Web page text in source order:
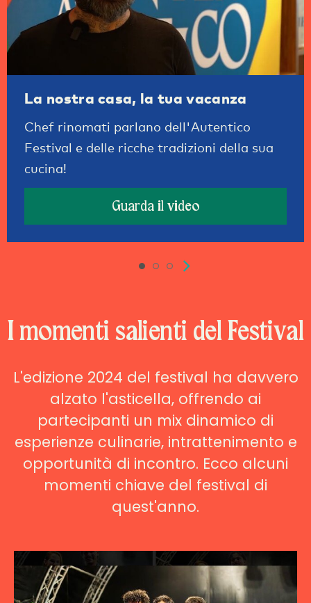
La nostra casa, la tua vacanza
Chef rinomati parlano dell'Autentico
Festival e delle ricche tradizioni della sua
cucina!
Guarda il video
I momenti salienti del Festival
L'edizione 2024 del festival ha davvero
alzato l'asticella, offrendo ai
partecipanti un mix dinamico di
esperienze culinarie, intrattenimento e
opportunità di incontro. Ecco alcuni
momenti chiave del festival di
quest'anno.